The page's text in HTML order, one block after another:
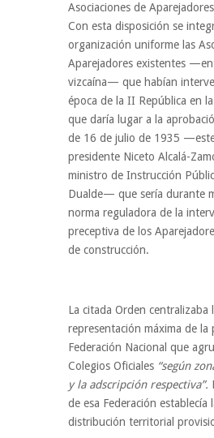
Asociaciones de
Con esta disposición se
organización uniforme las
Aparejadores existentes
vizcaína— que habían
época de la II República en
que daría lugar a la
de 16 de julio de 1935
presidente Niceto Alcalá-
ministro de Instrucción
Dualde— que sería durante
norma reguladora de la
preceptiva de los
de construcción.
La citada Orden centralizaba
representación máxima de la
Federación Nacional que
Colegios Oficiales “según
y la adscripción respectiva”.
de esa Federación establecía
distribución territorial